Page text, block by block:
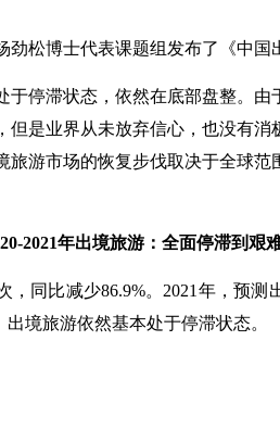
松博士代表课题组发布了《中国
停滞状态，依然在底部盘整。
是业界从未放弃信心，也没有
游市场的恢复步伐取决于全球
2021年出境旅游：全面停滞到艰
同比减少86.9%。2021年，预
境旅游依然基本处于停滞状态。